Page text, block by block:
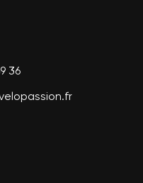
36